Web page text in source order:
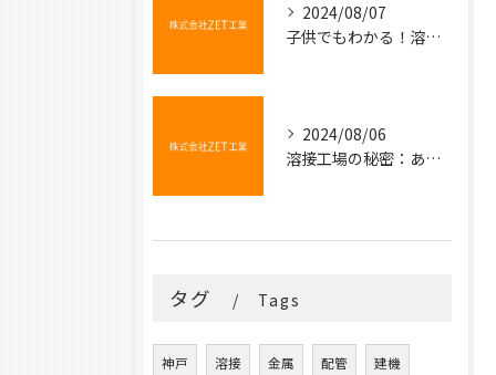
2024/08/07
子供でもわかる！溶接の不思議な世界
2024/08/06
溶接工場の秘密：あなたの知らない金属の結びつき
タグ Tags
神戸 溶接 金属 配管 建機